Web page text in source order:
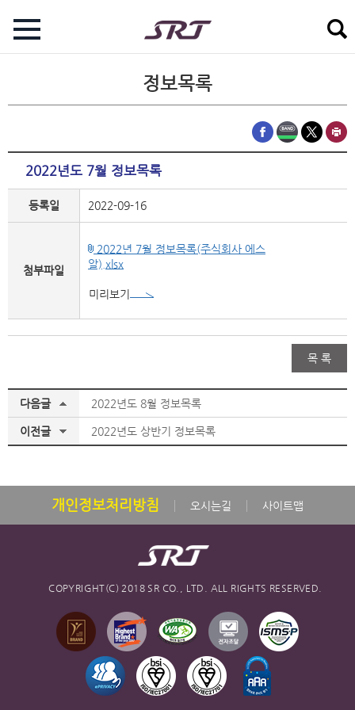
정보목록
2022년도 7월 정보목록
등록일 2022-09-16
첨부파일
2022년 7월 정보목록(주식회사 에스
알).xlsx
미리보기
목 록
다음글 2022년도 8월 정보목록
이전글 2022년도 상반기 정보목록
개인정보처리방침 오시는길 사이트맵
COPYRIGHT(C) 2018 SR CO., LTD. ALL RIGHTS RESERVED.